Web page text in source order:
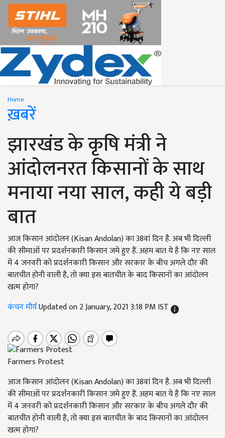
Home
ख़बरें
झारखंड के कृषि मंत्री ने
आंदोलनरत किसानों के साथ
मनाया नया साल, कही ये बड़ी
बात
आज किसान आंदोलन (Kisan Andolan) का 38वां दिन है. अब भी दिल्ली
की सीमाओं पर प्रदर्शनकारी किसान जमे हुए हैं. अहम बात ये है कि नए साल
में 4 जनवरी को प्रदर्शनकारी किसान और सरकार के बीच अगले दौर की
बातचीत होनी वाली है, तो क्या इस बातचीत के बाद किसानों का आंदोलन
खत्म होगा?
कंचन मौर्यUpdated on 2 January, 2021 3:18 PM IST
Farmers Protest
आज किसान आंदोलन (Kisan Andolan) का 38वां दिन है. अब भी दिल्ली
की सीमाओं पर प्रदर्शनकारी किसान जमे हुए हैं. अहम बात ये है कि नए साल
में 4 जनवरी को प्रदर्शनकारी किसान और सरकार के बीच अगले दौर की
बातचीत होनी वाली है, तो क्या इस बातचीत के बाद किसानों का आंदोलन
खत्म होगा?